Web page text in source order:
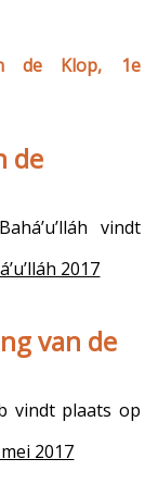
de Klop, 1e
de
vindt
2017
van de
vindt plaats op
2017